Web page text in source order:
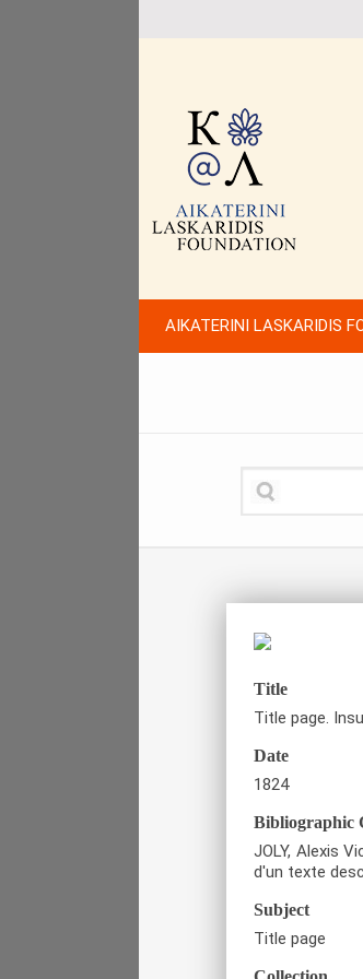
AIKATERINI LASKARIDIS
Title
Title page.
Date
1824
Bibliographic
JOLY, Alexis
d'un texte
Subject
Title page